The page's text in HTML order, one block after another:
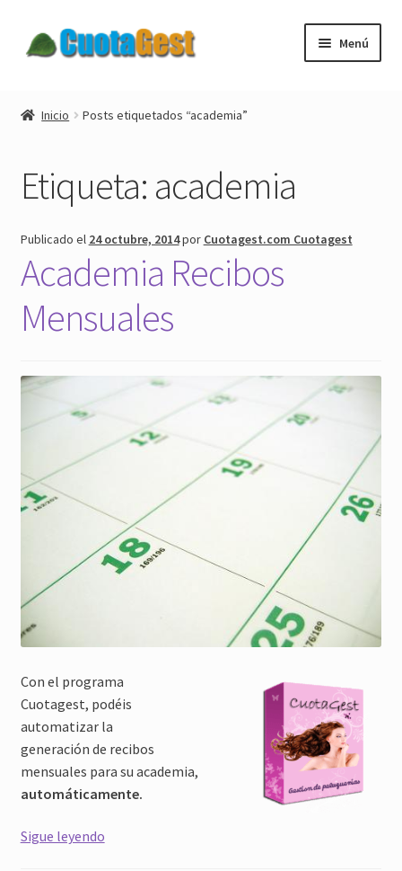
aal
Menú
Tienda
hijo
Blog
Mi cuenta
Nuestros clientes
Contactar
Inicio Posts etiquetados “academia”
Etiqueta: academia
Publicado el 24 octubre, 2014por Cuotagest.com Cuotagest
Academia Recibos
Mensuales
Con el programa
Cuotagest, podéis
automatizar la
generación de recibos
mensuales para su academia,
automáticamente.
Sigue leyendoAcademia